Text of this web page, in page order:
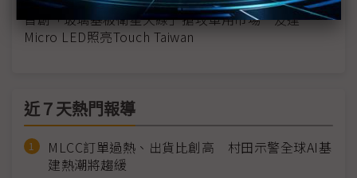
首創「玻璃基板衛星天線」搶攻車用市場 友達
Micro LED照亮Touch Taiwan
近７天熱門報導
MLCC訂單過熱、出貨比創高 村田示警全球AI基
建熱潮將趨緩